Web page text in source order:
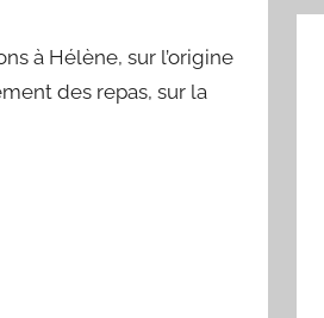
à Hélène, sur l’origine
des repas, sur la